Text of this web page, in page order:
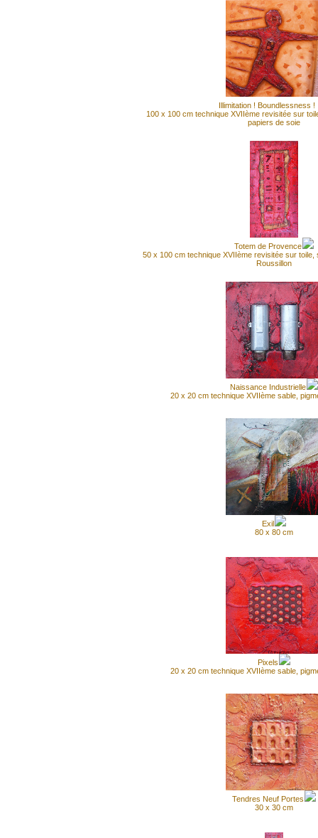
Illimitation ! Boundlessness !
100 x 100 cm technique XVIIème revisitée sur
papiers de soie
Totem de Provence
50 x 100 cm technique XVIIème revisitée sur toile,
Roussillon
Naissance Industrielle
20 x 20 cm technique XVIIème sable,
Exil
80 x 80 cm
Pixels
20 x 20 cm technique XVIIème sable,
Tendres Neuf Portes
30 x 30 cm